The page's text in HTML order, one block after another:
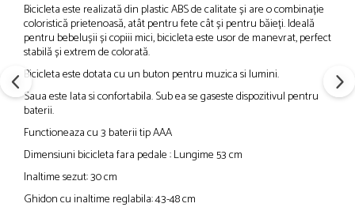
Bicicleta este realizată din plastic ABS de calitate și are o combinație
coloristică prietenoasă, atât pentru fete cât și pentru băieți. Ideală
pentru bebelușii și copiii mici, bicicleta este usor de manevrat, perfect
stabilă și extrem de colorată.
Bicicleta este dotata cu un buton pentru muzica si lumini.
Saua este lata si confortabila. Sub ea se gaseste dispozitivul pentru
baterii.
Functioneaza cu 3 baterii tip AAA
Dimensiuni bicicleta fara pedale : Lungime 53 cm
Inaltime sezut: 30 cm
Ghidon cu inaltime reglabila: 43-48 cm